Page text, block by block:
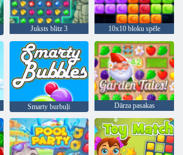
Juksts blitz 3 10x10 bloku spēle
Smarty burbuļi Dārza pasakas